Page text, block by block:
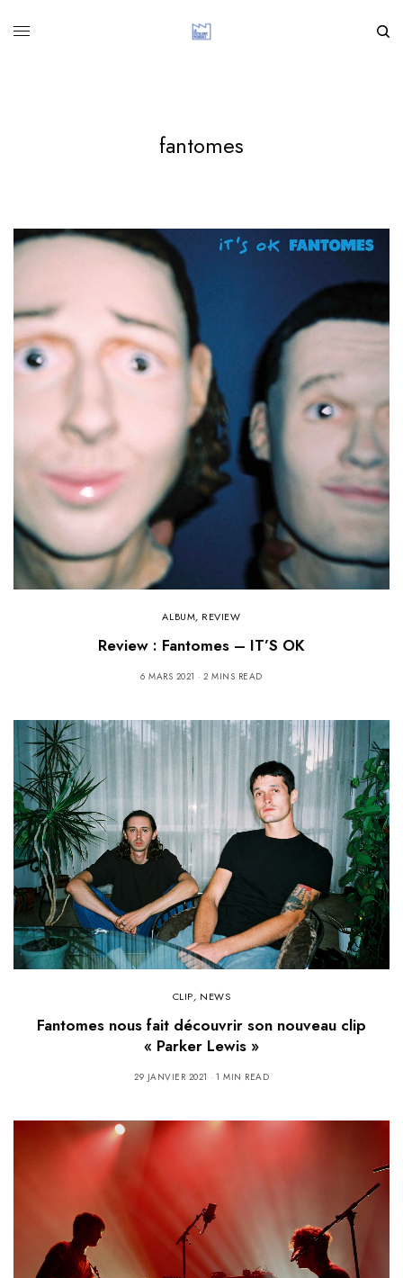
fantomes
ALBUM, REVIEW
Review : Fantomes – IT’S OK
6 MARS 2021 2 MINS READ
CLIP, NEWS
Fantomes nous fait découvrir son nouveau clip
« Parker Lewis »
29 JANVIER 2021 1 MIN READ